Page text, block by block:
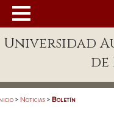
Enlaces
Universidad
> Noticias > Boletín